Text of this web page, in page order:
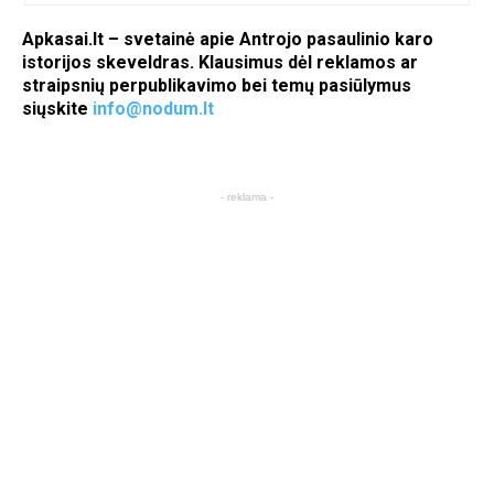
Apkasai.lt – svetainė apie Antrojo pasaulinio karo
istorijos skeveldras. Klausimus dėl reklamos ar
straipsnių perpublikavimo bei temų pasiūlymus
siųskite info@nodum.lt
- reklama -